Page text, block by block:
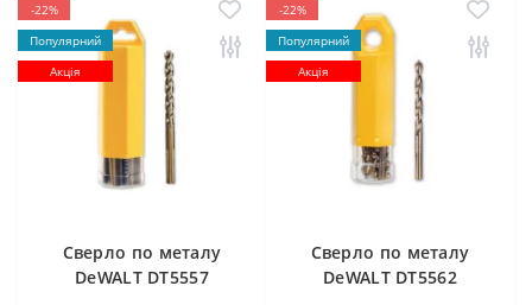
-22%
Популярний
Акція
Cверлo по металу
DeWALT DT5557
-22%
Популярний
Акція
Cверлo по металу
DeWALT DT5562